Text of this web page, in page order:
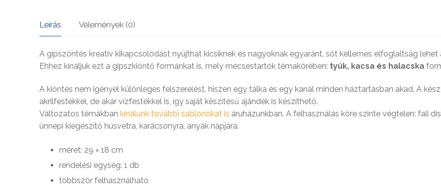
Leírás Vélemények (0)
A gipszöntés kreatív kikapcsolódást nyújthat kicsiknek és nagyoknak egyaránt, sőt kellemes elfoglaltság lehet
Ehhez kínáljuk ezt a gipszkiöntő formánkat is, mely mécsestartók témakörében: tyúk, kacsa és halacska
A kiöntés nem igényel különleges felszerelést, hiszen egy tálka és egy kanál minden háztartásban akad. A
akrilfestékkel, de akár vízfestékkel is, így saját készítésű ajándék is készíthető.
Változatos témákban kínálunk további sablonokat is áruházunkban. A felhasználás köre szinte végtelen: fali
ünnepi kiegészítő húsvétra, karácsonyra, anyák napjára.
méret: 29 × 18 cm
rendelési egység: 1 db
többször felhasználható